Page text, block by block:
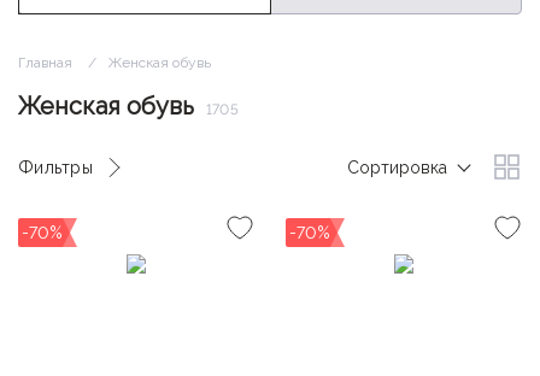
Главная Женская обувь
Женская обувь 1705
Фильтры Сортировка
-70% -70%